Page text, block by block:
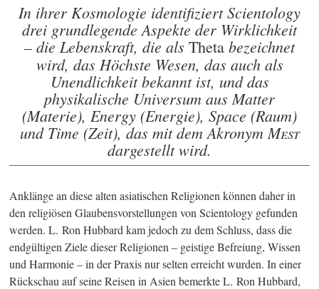
In ihrer Kosmologie identifiziert Scientology
drei grundlegende Aspekte der Wirklichkeit
– die Lebenskraft, die als Theta bezeichnet
wird, das Höchste Wesen, das auch als
Unendlichkeit bekannt ist, und das
physikalische Universum aus Matter
(Materie), Energy (Energie), Space (Raum)
und Time (Zeit), das mit dem Akronym Mest
dargestellt wird.
Anklänge an diese alten asiatischen Religionen können daher in
den religiösen Glaubensvorstellungen von Scientology gefunden
werden. L. Ron Hubbard kam jedoch zu dem Schluss, dass die
endgültigen Ziele dieser Religionen – geistige Befreiung, Wissen
und Harmonie – in der Praxis nur selten erreicht wurden. In einer
Rückschau auf seine Reisen in Asien bemerkte L. Ron Hubbard,